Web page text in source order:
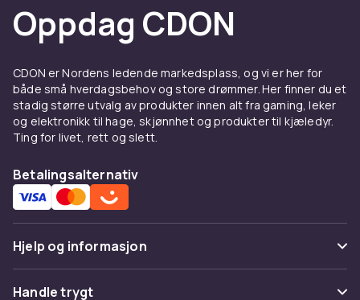
Oppdag CDON
CDON er Nordens ledende markedsplass, og vi er her for
både små hverdagsbehov og store drømmer. Her finner du et
stadig større utvalg av produkter innen alt fra gaming, leker
og elektronikk til hage, skjønnhet og produkter til kjæledyr.
Ting for livet, rett og slett.
Betalingsalternativ
Hjelp og informasjon
Vanlige spørsmål
Handle trygt